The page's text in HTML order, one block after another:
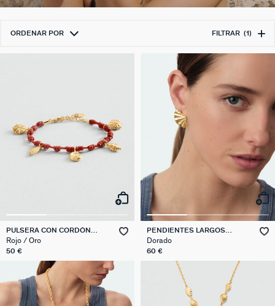
ORDENAR POR FILTRAR (1)
PULSERA CON CORDÓN
CALYPSO
Rojo / Oro
50 €
PENDIENTES LARGOS
CALYPSO
Dorado
60 €